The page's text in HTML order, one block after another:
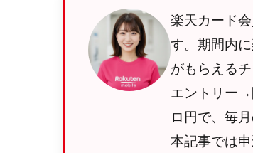
楽天カード
す。期間内
がもらえるチ
エントリー→
ロ円で、毎
本記事では